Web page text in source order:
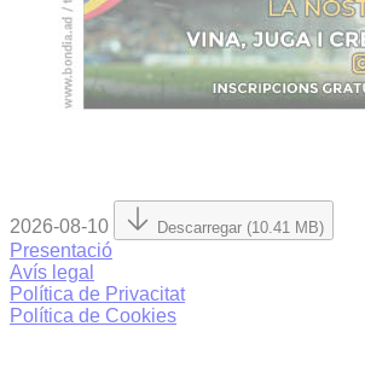
2026-08-10 Descarregar (10.41 MB)
Presentació
Avís legal
Política de Privacitat
Política de Cookies